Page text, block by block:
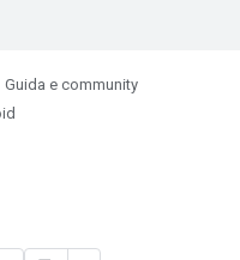
Guida e community